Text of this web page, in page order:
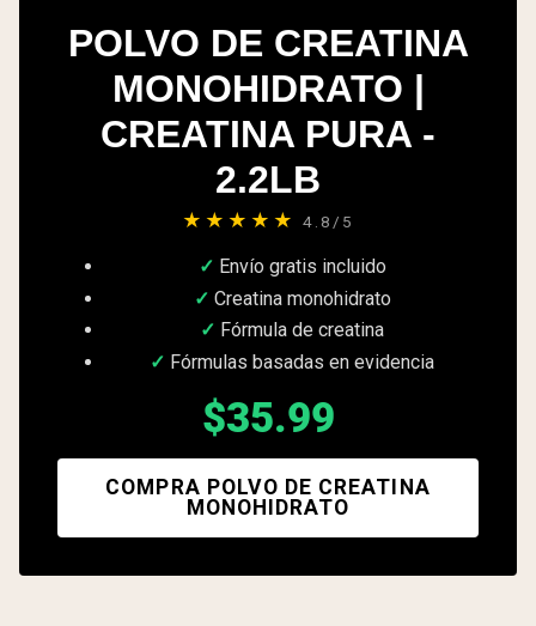
POLVO DE CREATINA
MONOHIDRATO |
CREATINA PURA -
2.2LB
★★★★★ 4.8/5
Envío gratis incluido
Creatina monohidrato
Fórmula de creatina
Fórmulas basadas en evidencia
$35.99
COMPRA POLVO DE CREATINA
MONOHIDRATO